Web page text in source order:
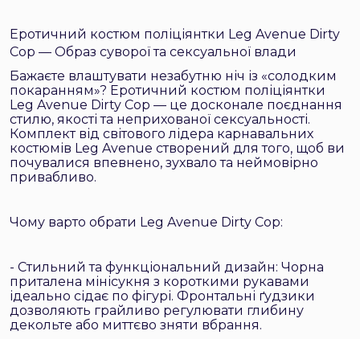
Еротичний костюм поліціянтки Leg Avenue Dirty
Cop — Образ суворої та сексуальної влади
Бажаєте влаштувати незабутню ніч із «солодким
покаранням»? Еротичний костюм поліціянтки
Leg Avenue Dirty Cop — це досконале поєднання
стилю, якості та неприхованої сексуальності.
Комплект від світового лідера карнавальних
костюмів Leg Avenue створений для того, щоб ви
почувалися впевнено, зухвало та неймовірно
привабливо.
Чому варто обрати Leg Avenue Dirty Cop:
- Стильний та функціональний дизайн: Чорна
приталена мінісукня з короткими рукавами
ідеально сідає по фігурі. Фронтальні ґудзики
дозволяють грайливо регулювати глибину
декольте або миттєво зняти вбрання.